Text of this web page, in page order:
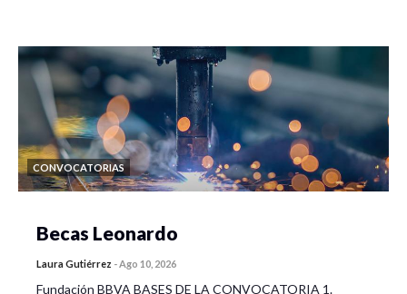
CONVOCATORIAS
Becas Leonardo
Laura Gutiérrez -Ago 10, 2026
Fundación BBVA BASES DE LA CONVOCATORIA 1.